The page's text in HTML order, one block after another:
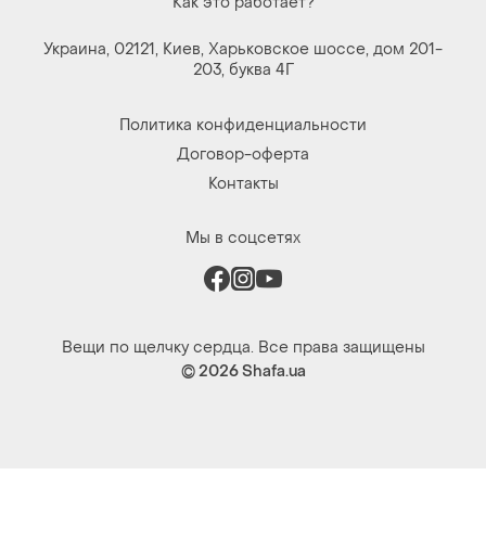
Украина, 02121, Киев, Харьковское шоссе, дом 201-
203, буква 4Г
Политика конфиденциальности
Договор-оферта
Контакты
Мы в соцсетях
Вещи по щелчку сердца. Все права защищены
© 2026Shafa.ua